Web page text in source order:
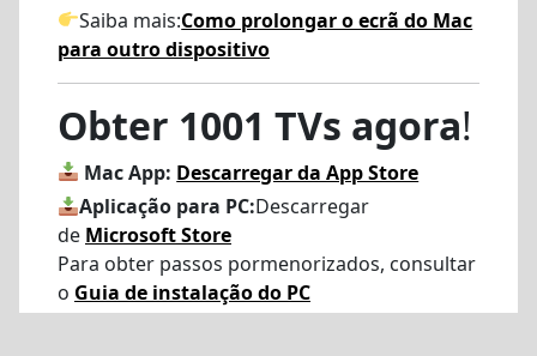
Saiba mais:Como prolongar o ecrã do Mac
para outro dispositivo
Obter 1001 TVs agora!
Mac App: Descarregar da App Store
Aplicação para PC:Descarregar
de Microsoft Store
Para obter passos pormenorizados, consultar
o Guia de instalação do PC